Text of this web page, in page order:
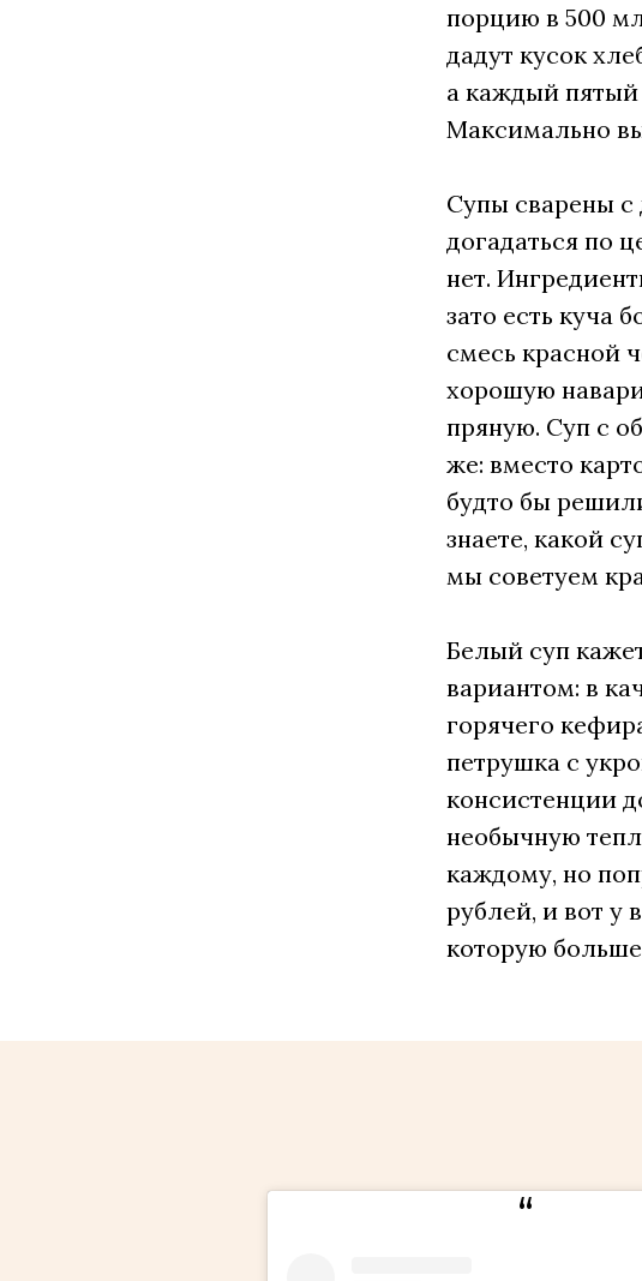
порцию в 500
дадут кусок
а каждый пятый
Максимально
Супы сварены
догадаться по
нет.
зато есть куча
смесь красной
хорошую
пряную. Суп с
же: вместо
будто бы
знаете, какой
мы советуем
Белый суп
вариантом: в
горячего
петрушка с
консистенции
необычную
каждому, но
рублей, и вот у
которую больше